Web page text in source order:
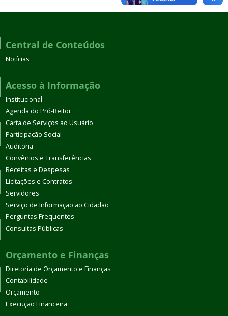
Central de Conteúdos
Notícias
Acesso à Informação
Institucional
Agenda do Pró-Reitor
Carta de Serviços ao Usuário
Participação Social
Auditoria
Convênios e Transferências
Receitas e Despesas
Licitações e Contratos
Servidores
Serviço de Informação ao Cidadão
Perguntas Frequentes
Consultas Públicas
Orçamento e Finanças
Diretoria de Orçamento e Finanças
Contabilidade
Orçamento
Execução Financeira